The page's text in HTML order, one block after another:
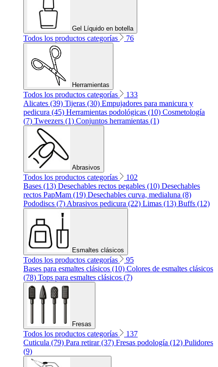
Gel Líquido en botella
Todos los productos categorías 76
Herramientas
Todos los productos categorías
133
Alicates (39) Tijeras (30) Empujadores para manicura y
pedicura (45) Herramientas podológicas (10) Cosmetología
(7) Tweezers (1) Conjuntos herramientas (1)
Abrasivos
Todos los productos categorías
102
Bases (13) Desechables rectos pegables (10) Desechables
rectos PapMam (19) Desechables curva, medialuna (8)
Pododiscs (7) Abrasivos pedicura (22) Limas (13) Buffs (12)
Esmaltes clásicos
Todos los productos categorías
95
Bases para esmaltes clásicos (10) Colores de esmaltes clásicos
(78) Tops para esmaltes clásicos (7)
Fresas
Todos los productos categorías
137
Cuticula (79) Para retirar (37) Fresas podología (12) Pulidores
(9)